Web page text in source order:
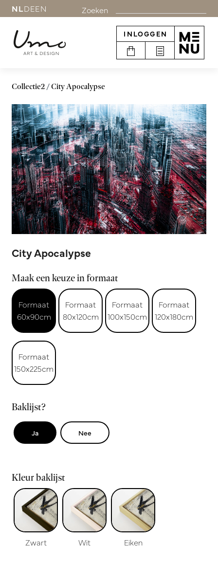
NLDEEN Zoeken
INLOGGEN
Collectie2 City Apocalypse
City Apocalypse
Maak een keuze in formaat
Formaat
60x90cm
Formaat
80x120cm
Formaat
100x150cm
Formaat
120x180cm
Formaat
150x225cm
Baklijst?
Ja Nee
Kleur baklijst
Zwart Wit Eiken